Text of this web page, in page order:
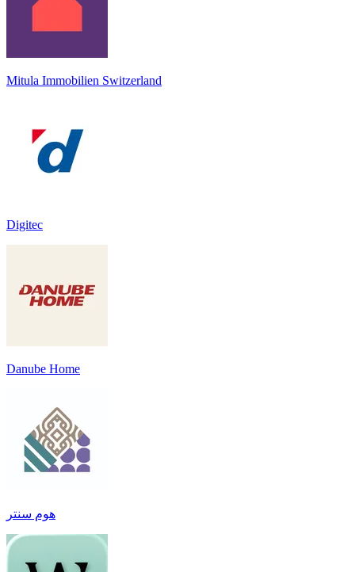
Mitula Immobilien Switzerland
Digitec
Danube Home
هوم سنتر